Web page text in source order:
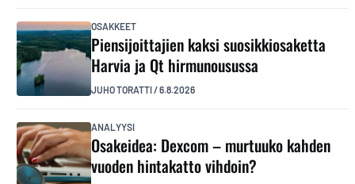
OSAKKEET
Piensijoittajien kaksi suosikkiosaketta
Harvia ja Qt hirmunousussa
JUHO TORATTI/6.8.2026
ANALYYSI
Osakeidea: Dexcom – murtuuko kahden
vuoden hintakatto vihdoin?